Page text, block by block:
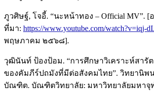
ภูวศิษฐ์, โจอี้. “นะหน้าทอง – Official MV”.
ที่มา: https://www.youtube.com/watch?v=iqj-
พฤษภาคม ๒๕๖๘].
วุฒินันท์ ป้องป้อม. “การศึกษาวิเคราะห์สา
ของคัมภีร์ปถมังที่มีต่อสังคมไทย”. วิทยานิพ
บัณฑิต. บัณฑิตวิทยาลัย: มหาวิทยาลัยมหาจุ